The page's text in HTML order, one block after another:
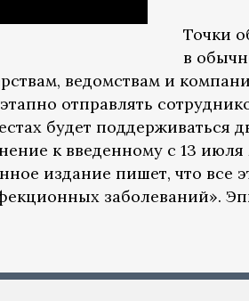
Точки
в
ведомствам и
отправлять
будет поддерживаться
к введенному с 13
издание пишет, что
заболеваний».